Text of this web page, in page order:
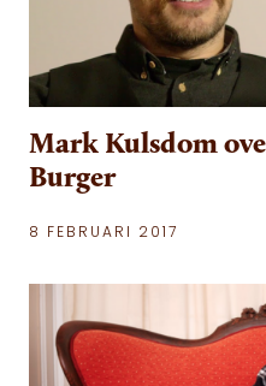
Mark Kulsdom
Burger
8 FEBRUARI 2017